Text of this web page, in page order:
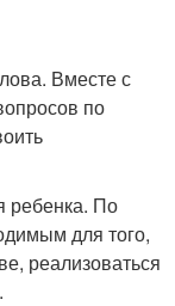
Вместе с
по
ребенка. По
для того,
реализоваться